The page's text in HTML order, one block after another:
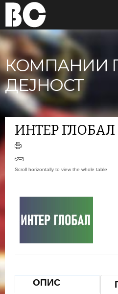
КОМПАНИИ
ДЕЈНОСТ
ИНТЕР ГЛОБАЛ
ОПИС
ИНТЕР
+
−